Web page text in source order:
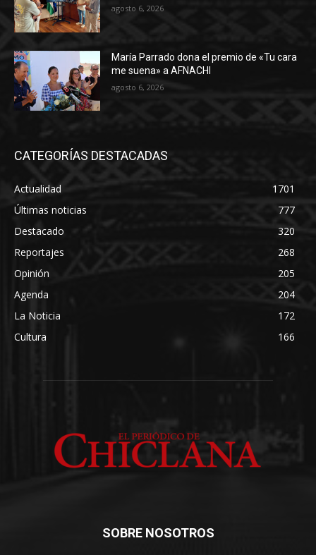
agosto 6, 2026
María Parrado dona el premio de «Tu cara
me suena» a AFNACHI
agosto 6, 2026
CATEGORÍAS DESTACADAS
Actualidad
1701
Últimas noticias
777
Destacado
320
Reportajes
268
Opinión
205
Agenda
204
La Noticia
172
Cultura
166
SOBRE NOSOTROS